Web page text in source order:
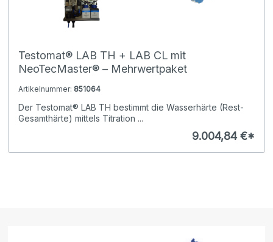
Testomat® LAB TH + LAB CL mit
NeoTecMaster® – Mehrwertpaket
Artikelnummer: 851064
Der Testomat® LAB TH bestimmt die Wasserhärte (Rest-
Gesamthärte) mittels Titration ...
9.004,84 €*